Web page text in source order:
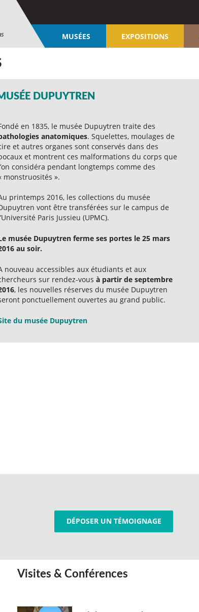
MUSÉES EXPOSITIONS
DUPUYTREN
en 1835, le musée Dupuytren traite des
anatomiques. Squelettes, moulages de
et autres organes sont conservés dans des
et montrent ces malformations du corps que
considéra pendant longtemps comme des
monstruosités ».
printemps 2016, les collections du musée
vont être transférées sur le campus de
Paris Jussieu (UPMC).
musée Dupuytren ferme ses portes le 25 mars
au soir.
nouveau accessibles aux étudiants et aux
sur rendez-vous à partir de septembre
, les nouvelles réserves du musée Dupuytren
ponctuellement ouvertes au grand public.
du musée Dupuytren
DÉPOSER UN TÉMOIGNAGE
Visites & Conférences